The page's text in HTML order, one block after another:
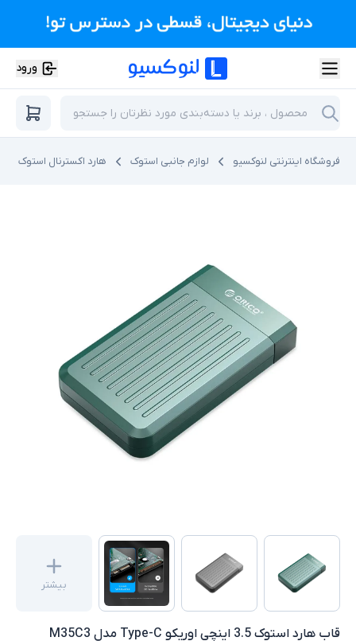
ورود
فروشگاه اینترنتی لنوکسیو لوازم جانبی استوک هارد اکسترنال استوک
بیشتر
قاب هارد استوک 3.5 اینچی اوریکو Type-C مدل M35C3